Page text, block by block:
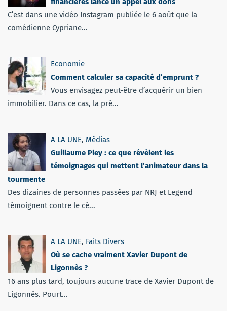
C’est dans une vidéo Instagram publiée le 6 août que la
comédienne Cypriane...
Economie
Comment calculer sa capacité d’emprunt ?
Vous envisagez peut-être d’acquérir un bien
immobilier. Dans ce cas, la pré...
A LA UNE, Médias
Guillaume Pley : ce que révèlent les
témoignages qui mettent l’animateur dans la
tourmente
Des dizaines de personnes passées par NRJ et Legend
témoignent contre le cé...
A LA UNE, Faits Divers
Où se cache vraiment Xavier Dupont de
Ligonnès ?
16 ans plus tard, toujours aucune trace de Xavier Dupont de
Ligonnès. Pourt...